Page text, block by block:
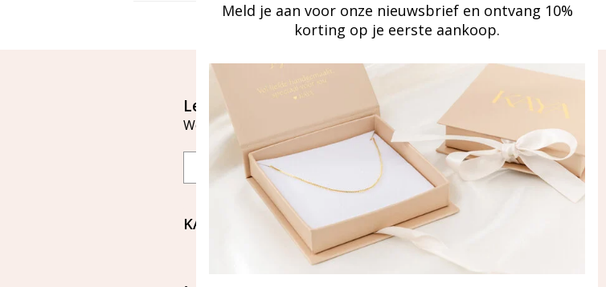
Let's stay in touch
Word lid van onze mailinglijst
KAYA Sieraden
Bellen of WhatsApp Ma-Vr
tussen 09:00-17:00
Meld je aan voor onze nieuwsbrief en ontvang 10%
korting op je eerste aankoop.